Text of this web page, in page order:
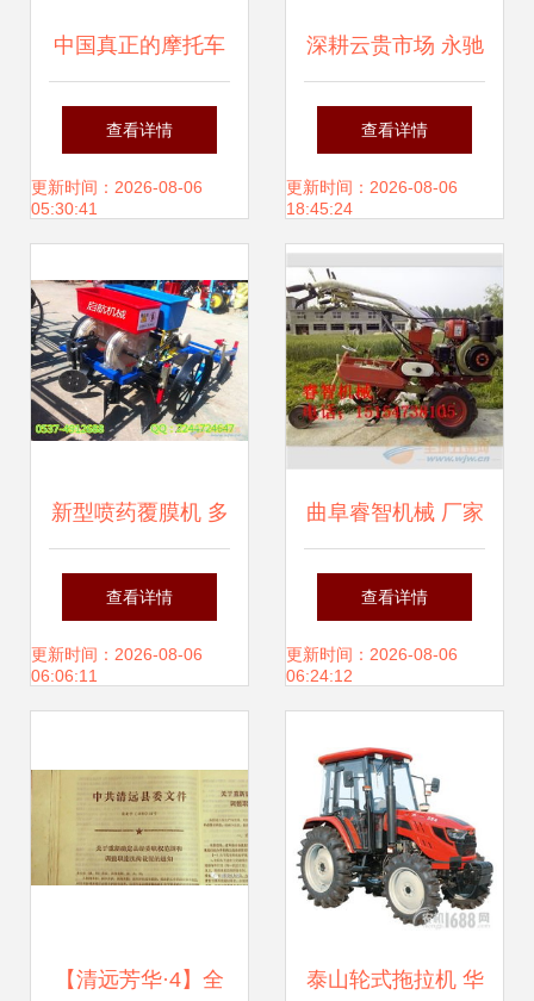
中国真正的摩托车
大王 销量力压宗
申、隆鑫，平均每
跨界农业机械销售
查看详情
更新时间：2026-08-06
05:30:41
深耕云贵市场 永驰
机电赋能现代农业
设备新篇章
查看详情
更新时间：2026-08-06
18:45:24
新型喷药覆膜机 多
功能播种覆膜机引
领农业机械化新变
查看详情
更新时间：2026-08-06
06:06:11
曲阜睿智机械 厂家
直销开沟机，专注
农业机械优质销售
查看详情
更新时间：2026-08-06
06:24:12
【清远芳华·4】全 泰山轮式拖拉机 华